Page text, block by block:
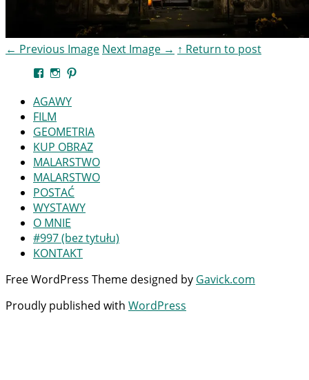
← Previous Image Next Image → ↑ Return to post
Zobacz
na
Facebook
Instagram
AGAWY
FILM
GEOMETRIA
KUP OBRAZ
MALARSTWO
MALARSTWO
POSTAĆ
WYSTAWY
O MNIE
#997 (bez tytułu)
KONTAKT
Free WordPress Theme designed by Gavick.com
Proudly published with WordPress